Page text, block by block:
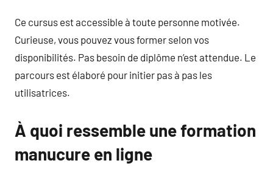
Ce cursus est accessible à toute personne motivée.
Curieuse, vous pouvez vous former selon vos
disponibilités. Pas besoin de diplôme n’est attendue. Le
parcours est élaboré pour initier pas à pas les
utilisatrices.
À quoi ressemble une formation
manucure en ligne